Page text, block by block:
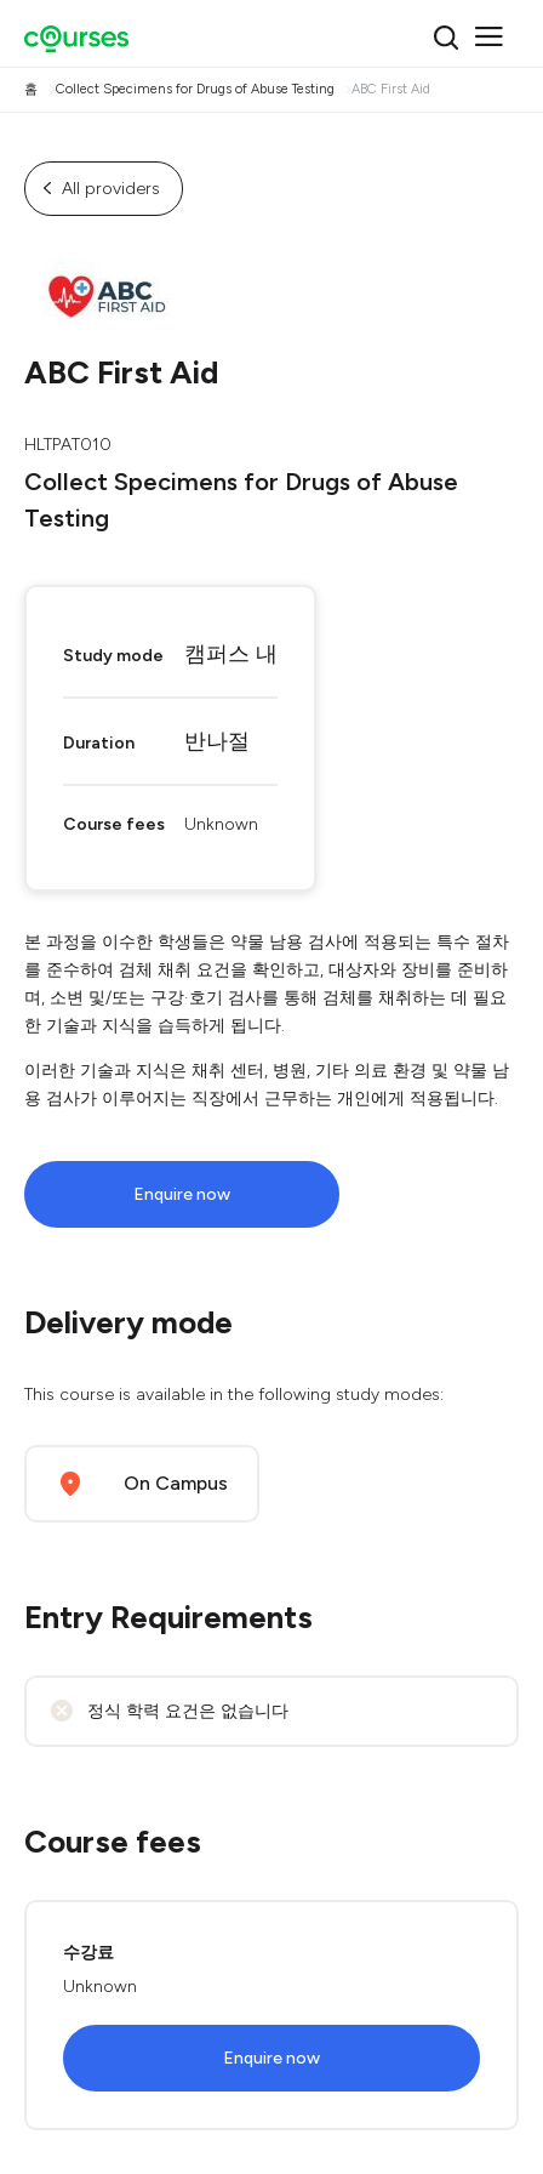
홈 Collect Specimens for Drugs of Abuse Testing ABC First Aid
All providers
ABC First Aid
HLTPAT010
Collect Specimens for Drugs of Abuse
Testing
Study mode 캠퍼스 내
Duration 반나절
Course fees Unknown
본 과정을 이수한 학생들은 약물 남용 검사에 적용되는 특수 절차
를 준수하여 검체 채취 요건을 확인하고, 대상자와 장비를 준비하
며, 소변 및/또는 구강·호기 검사를 통해 검체를 채취하는 데 필요
한 기술과 지식을 습득하게 됩니다.
이러한 기술과 지식은 채취 센터, 병원, 기타 의료 환경 및 약물 남
용 검사가 이루어지는 직장에서 근무하는 개인에게 적용됩니다.
Enquire now
Delivery mode
This course is available in the following study modes:
On Campus
Entry Requirements
정식 학력 요건은 없습니다
Course fees
수강료
Unknown
Enquire now